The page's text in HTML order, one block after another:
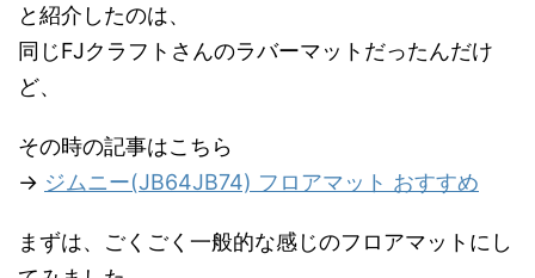
と紹介したのは、
同じFJクラフトさんのラバーマットだったんだけ
ど、
その時の記事はこちら
→ ジムニー(JB64JB74) フロアマット おすすめ
まずは、ごくごく一般的な感じのフロアマットにし